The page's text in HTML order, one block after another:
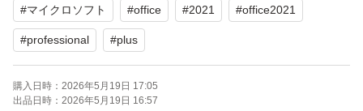
含まれるアプリ：
Word
Excel
PowerPoint
#マイクロソフト #office #2021 #office2021
#professional #plus
購入日時： 2026年5月19日 17:05
出品日時： 2026年5月19日 16:57